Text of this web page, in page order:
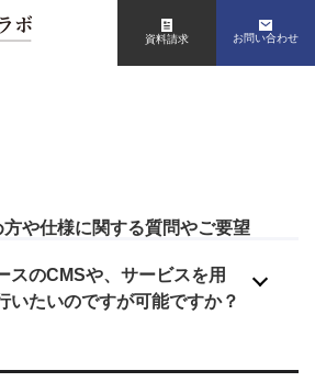
資料請求 お問い合わせ
や仕様に関する質問やご要望
スのCMSや、サービスを用
いたいのですが可能ですか？